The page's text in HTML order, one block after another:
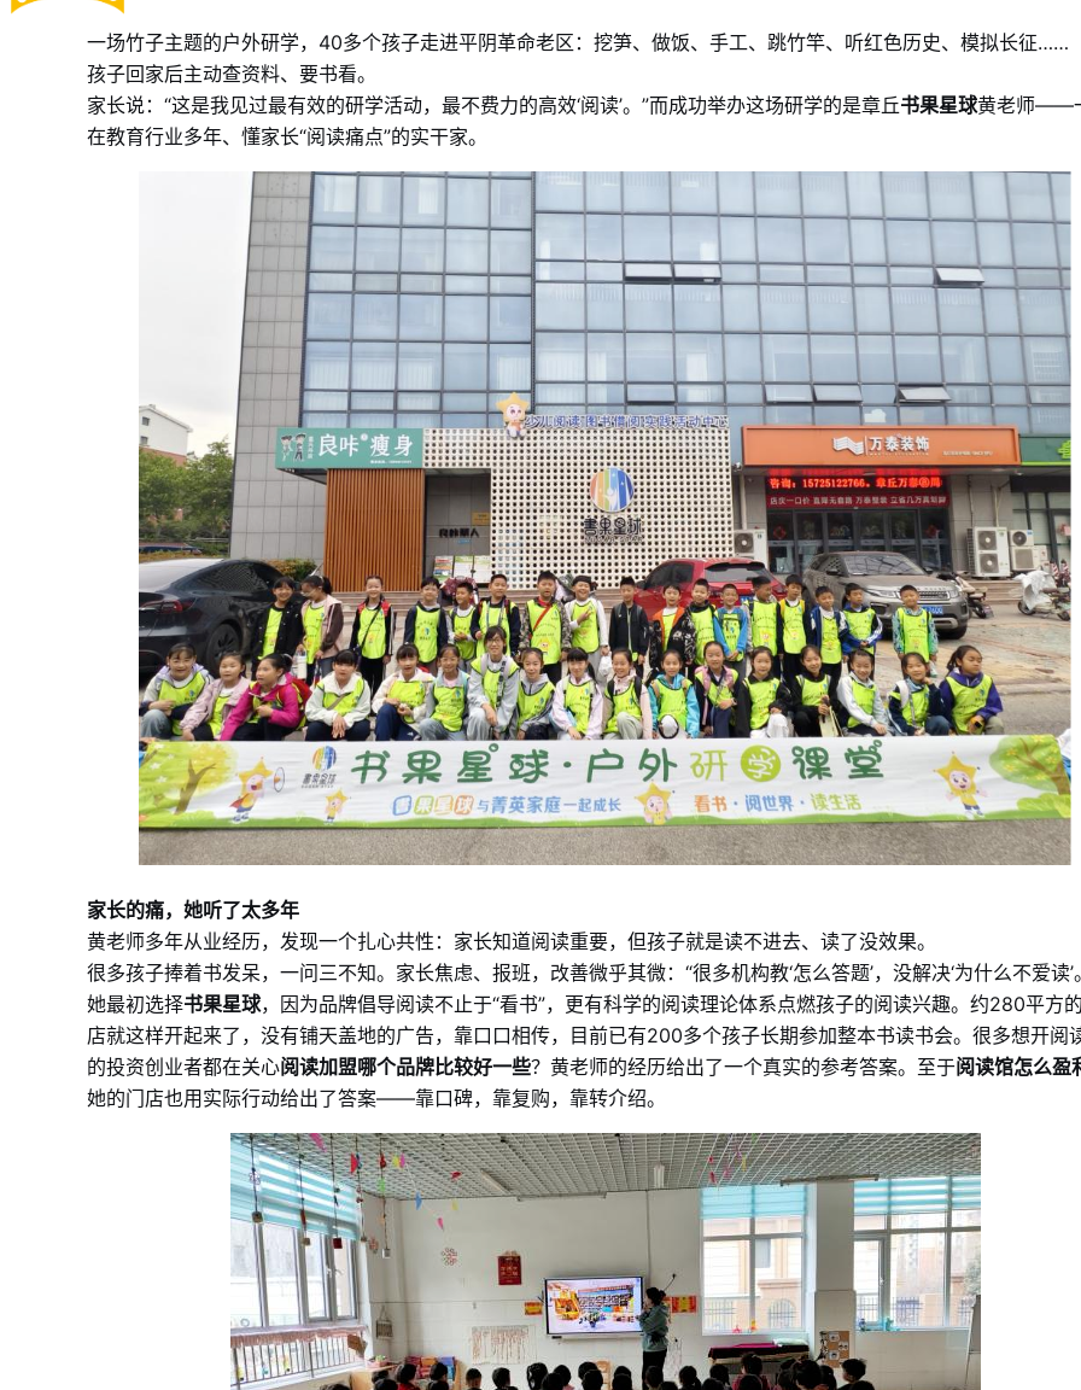
一场竹子主题的户外研学，40多个孩子走进平阴革命老区：挖笋、做饭、手工、跳竹竿、听红色历史、模拟长征……
孩子回家后主动查资料、要书看。
家长说：“这是我见过最有效的研学活动，最不费力的高效‘阅读’。”而成功举办这场研学的是章丘书果星球黄老师——
在教育行业多年、懂家长“阅读痛点”的实干家。
家长的痛，她听了太多年
黄老师多年从业经历，发现一个扎心共性：家长知道阅读重要，但孩子就是读不进去、读了没效果。
很多孩子捧着书发呆，一问三不知。家长焦虑、报班，改善微乎其微：“很多机构教‘怎么答题’，没解决‘为什么不爱读’
她最初选择书果星球，因为品牌倡导阅读不止于“看书”，更有科学的阅读理论体系点燃孩子的阅读兴趣。约280平方
店就这样开起来了，没有铺天盖地的广告，靠口口相传，目前已有200多个孩子长期参加整本书读书会。很多想开阅
的投资创业者都在关心阅读加盟哪个品牌比较好一些？黄老师的经历给出了一个真实的参考答案。至于阅读馆怎么盈
她的门店也用实际行动给出了答案——靠口碑，靠复购，靠转介绍。